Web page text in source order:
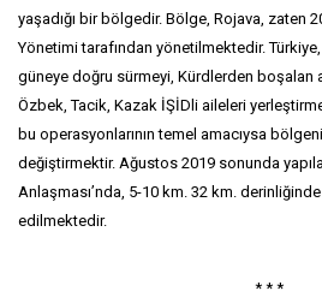
yaşadığı bir bölgedir. Bölge, Rojava, zaten
Yönetimi tarafından yönetilmektedir.
güneye doğru sürmeyi, Kürdlerden boşalan
Özbek, Tacik, Kazak İŞİDli aileleri
bu operasyonlarının temel amacıysa
değiştirmektir. Ağustos 2019 sonunda
Anlaşması’nda, 5-10 km. 32 km.
edilmektedir.
* * *